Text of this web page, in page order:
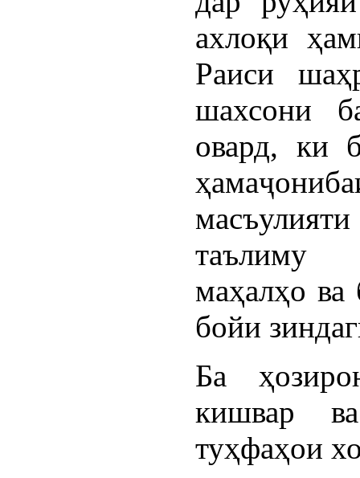
ахлоқи
Раиси
шахсони
овард, ки
таълиму
маҳалҳо ва
бойи
Ба
кишвар
туҳфаҳои